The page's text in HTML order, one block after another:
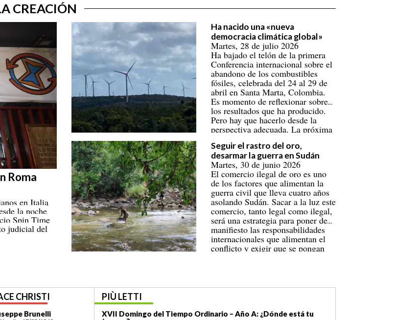
CREACIÓN
Roma
en Italia
la noche
Spin Time
judicial del
Ha nacido una «nueva
democracia climática global»
Martes, 28 de julio 2026
Ha bajado el telón de la primera
Conferencia internacional sobre el
abandono de los combustibles
fósiles, celebrada del 24 al 29 de
abril en Santa Marta, Colombia.
Es momento de reflexionar sobre
los resultados que ha producido.
Pero hay que hacerlo desde la
perspectiva adecuada. La próxima
Seguir el rastro del oro,
desarmar la guerra en Sudán
Martes, 30 de junio 2026
El comercio ilegal de oro es uno
de los factores que alimentan la
guerra civil que lleva cuatro años
asolando Sudán. Sacar a la luz este
comercio, tanto legal como ilegal,
será una estrategia para poner de
manifiesto las responsabilidades
internacionales que alimentan el
conflicto y exigir que se pongan
CHRISTI
P. Bruno Bordonali
PIÙ LETTI
– Año A: ¿Dónde está tu
XIX Domingo del Tiempo Ordinario (ciclo A): «¡Mándame ir hacia